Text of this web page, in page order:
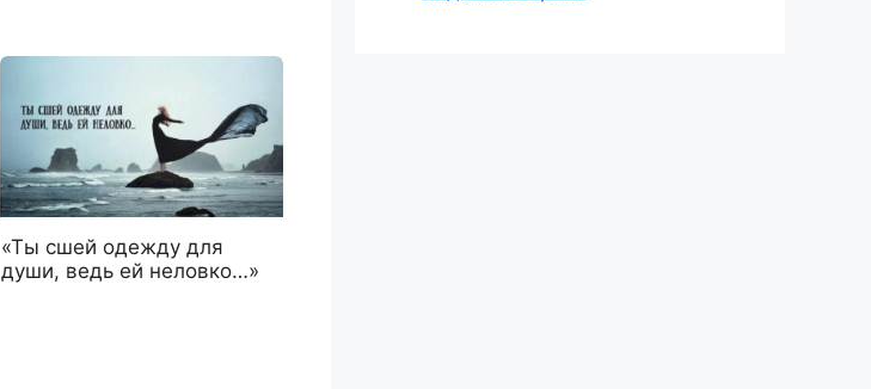
«Ты сшей одежду для
души, ведь ей неловко…»